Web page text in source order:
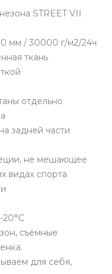
STREET VII
мм / 30000 г/м2/24ч
ткань
отдельно
задней части
не мешающее
видах спорта
20°С
съёмные
для себя,